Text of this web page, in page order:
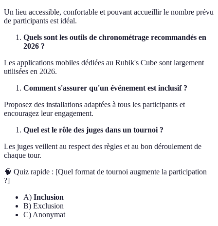
Un lieu accessible, confortable et pouvant accueillir le nombre prévu
de participants est idéal.
Quels sont les outils de chronométrage recommandés en
2026 ?
Les applications mobiles dédiées au Rubik's Cube sont largement
utilisées en 2026.
Comment s'assurer qu'un événement est inclusif ?
Proposez des installations adaptées à tous les participants et
encouragez leur engagement.
Quel est le rôle des juges dans un tournoi ?
Les juges veillent au respect des règles et au bon déroulement de
chaque tour.
🧠 Quiz rapide : [Quel format de tournoi augmente la participation
?]
A) Inclusion
B) Exclusion
C) Anonymat